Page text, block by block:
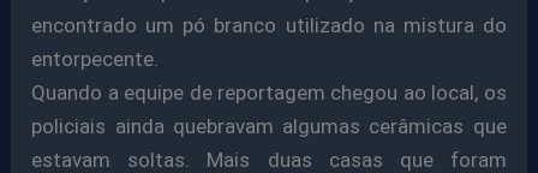
encontrado um pó branco utilizado na mistura do
entorpecente.
Quando a equipe de reportagem chegou ao local, os
policiais ainda quebravam algumas cerâmicas que
estavam soltas. Mais duas casas que foram